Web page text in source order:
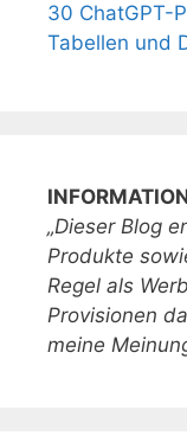
30 ChatGPT-
Tabellen und
„Dieser Blog
Produkte
Regel als
Provisionen
meine